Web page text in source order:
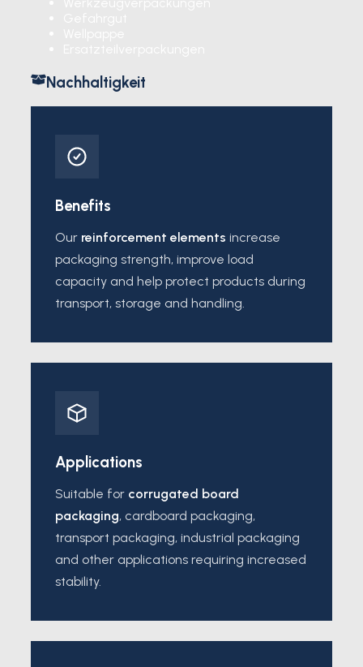
Nachhaltigkeit
Benefits
Our reinforcement elements increase
packaging strength, improve load
capacity and help protect products during
transport, storage and handling.
Applications
Suitable for corrugated board
packaging, cardboard packaging,
transport packaging, industrial packaging
and other applications requiring increased
stability.